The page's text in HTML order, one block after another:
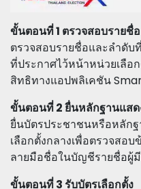
ขั้นตอนที่ 1 ตรวจสอบรายชื่อ
ตรวจสอบรายชื่อและลำดั
ที่ประกาศไว้หน้าหน่วยเลือ
สิทธิทางแอปพลิเคชัน
ขั้นตอนที่ 2 ยื่นหลักฐานแส
ยื่นบัตรประชาชนหรือหลัก
เลือกตั้งกลางเพื่อตรวจสอ
ลายมือชื่อในบัญชีรายชื่อผู้
ขั้นตอนที่ 3 รับบัตรเลือกตั้ง